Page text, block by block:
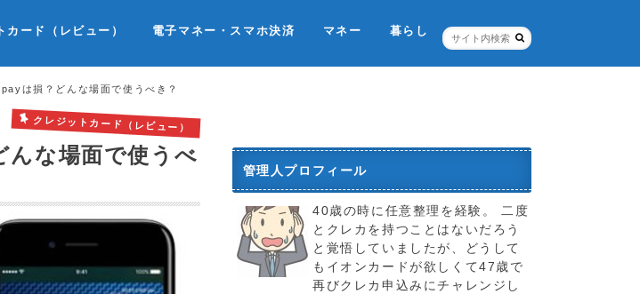
カード（レビュー） 電子マネー・スマホ決済 マネー 暮らし
は損？どんな場面で使うべき？
クレジットカード（レビュー）
んな場面で使うべ
管理人プロフィール
40歳の時に任意整理を経験。 二度
とクレカを持つことはないだろう
と覚悟していましたが、どうして
もイオンカードが欲しくて47歳で
再びクレカ申込みにチャレンジし